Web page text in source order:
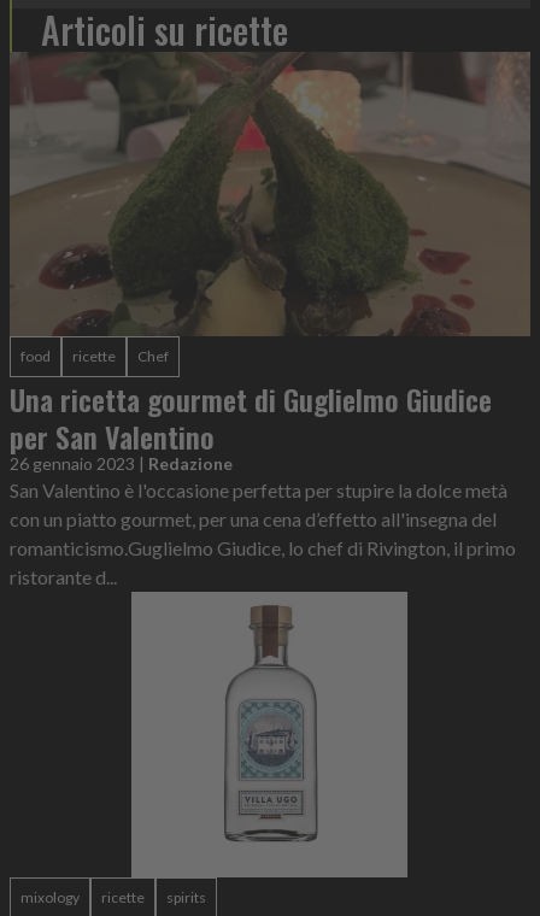
Articoli su ricette
food ricette Chef
Una ricetta gourmet di Guglielmo Giudice
per San Valentino
26 gennaio 2023 | Redazione
San Valentino è l'occasione perfetta per stupire la dolce metà
con un piatto gourmet, per una cena d’effetto all'insegna del
romanticismo.Guglielmo Giudice, lo chef di Rivington, il primo
ristorante d...
mixology ricette spirits